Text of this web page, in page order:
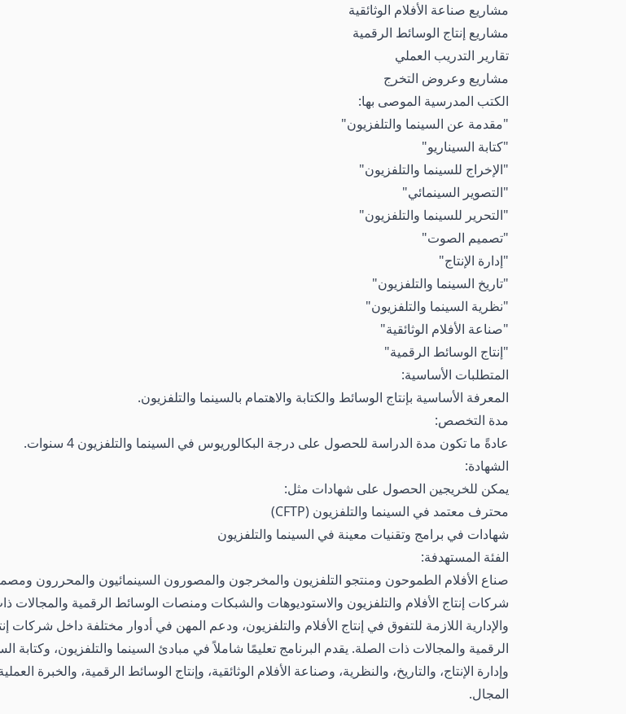
مشاريع صناعة الأفلام الوثائقية
مشاريع إنتاج الوسائط الرقمية
تقارير التدريب العملي
مشاريع وعروض التخرج
الكتب المدرسية الموصى بها:
"مقدمة عن السينما والتلفزيون"
"كتابة السيناريو"
"الإخراج للسينما والتلفزيون"
"التصوير السينمائي"
"التحرير للسينما والتلفزيون"
"تصميم الصوت"
"إدارة الإنتاج"
"تاريخ السينما والتلفزيون"
"نظرية السينما والتلفزيون"
"صناعة الأفلام الوثائقية"
"إنتاج الوسائط الرقمية"
المتطلبات الأساسية:
المعرفة الأساسية بإنتاج الوسائط والكتابة والاهتمام بالسينما والتلفزيون.
مدة التخصص:
عادةً ما تكون مدة الدراسة للحصول على درجة البكالوريوس في السينما والتلفزيون 4 سنوات.
الشهادة:
يمكن للخريجين الحصول على شهادات مثل:
محترف معتمد في السينما والتلفزيون (CFTP)
شهادات في برامج وتقنيات معينة في السينما والتلفزيون
الفئة المستهدفة:
صناع الأفلام الطموحون ومنتجو التلفزيون والمخرجون والمصورون السينمائيون والمحررون
شركات إنتاج الأفلام والتلفزيون والاستوديوهات والشبكات ومنصات الوسائط الرقمية والمجالات
والإدارية اللازمة للتفوق في إنتاج الأفلام والتلفزيون، ودعم المهن في أدوار مختلفة داخل
الرقمية والمجالات ذات الصلة. يقدم البرنامج تعليمًا شاملاً في مبادئ السينما والتلفزيون، وكتابة
وإدارة الإنتاج، والتاريخ، والنظرية، وصناعة الأفلام الوثائقية، وإنتاج الوسائط الرقمية،
المجال.